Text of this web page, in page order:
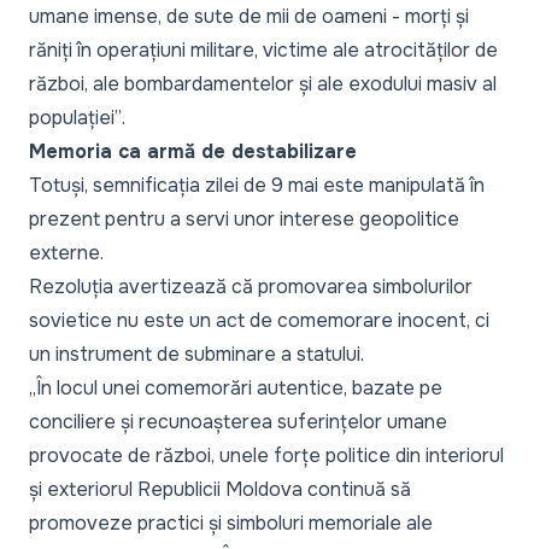
umane imense, de sute de mii de oameni - morți și
răniți în operațiuni militare, victime ale atrocităților de
război, ale bombardamentelor și ale exodului masiv al
populației”.
Memoria ca armă de destabilizare
Totuși, semnificația zilei de 9 mai este manipulată în
prezent pentru a servi unor interese geopolitice
externe.
Rezoluția avertizează că promovarea simbolurilor
sovietice nu este un act de comemorare inocent, ci
un instrument de subminare a statului.
„În locul unei comemorări autentice, bazate pe
conciliere și recunoașterea suferințelor umane
provocate de război, unele forțe politice din interiorul
și exteriorul Republicii Moldova continuă să
promoveze practici și simboluri memoriale ale